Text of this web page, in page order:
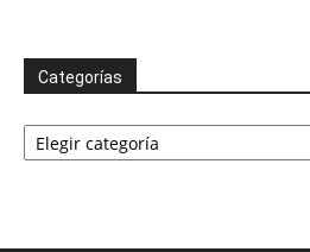
Categorías
Categorías